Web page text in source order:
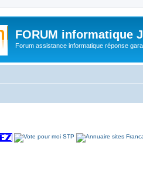
FORUM informatique
Forum assistance informatique réponse